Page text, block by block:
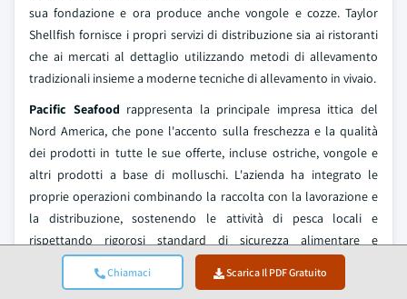
Chiamaci Scarica Il PDF Gratuito
sua fondazione e ora produce anche vongole e cozze. Taylor
Shellfish fornisce i propri servizi di distribuzione sia ai ristoranti
che ai mercati al dettaglio utilizzando metodi di allevamento
tradizionali insieme a moderne tecniche di allevamento in vivaio.
Pacific Seafood rappresenta la principale impresa ittica del
Nord America, che pone l'accento sulla freschezza e la qualità
dei prodotti in tutte le sue offerte, incluse ostriche, vongole e
altri prodotti a base di molluschi. L'azienda ha integrato le
proprie operazioni combinando la raccolta con la lavorazione e
la distribuzione, sostenendo le attività di pesca locali e
rispettando rigorosi standard di sicurezza alimentare e
sostenibilità.
Clearwater Seafoods